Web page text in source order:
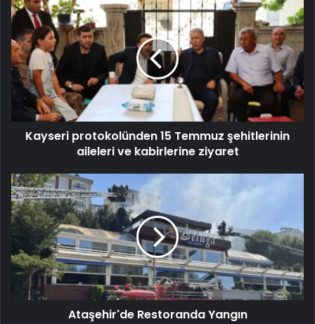
Kayseri protokolünden 15 Temmuz şehitlerinin
aileleri ve kabirlerine ziyaret
Ataşehir'de Restoranda Yangın